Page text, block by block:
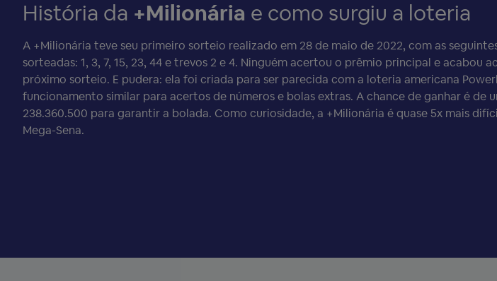
História da +Milionária e como surgiu a loteria
A +Milionária teve seu primeiro sorteio realizado em 28 de maio de 2022, com as
sorteadas: 1, 3, 7, 15, 23, 44 e trevos 2 e 4. Ninguém acertou o prêmio principal e acabou
próximo sorteio. E pudera: ela foi criada para ser parecida com a loteria americana
funcionamento similar para acertos de números e bolas extras. A chance de ganhar é de
238.360.500 para garantir a bolada. Como curiosidade, a +Milionária é quase 5x mais
Mega-Sena.